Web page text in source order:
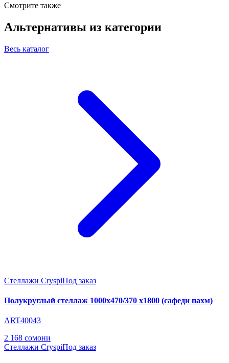
Смотрите также
Альтернативы из категории
Весь каталог
Стеллажи CryspiПод заказ
Полукруглый стеллаж 1000х470/370 х1800 (сафеди пахм)
ART40043
2 168 сомони
Стеллажи CryspiПод заказ